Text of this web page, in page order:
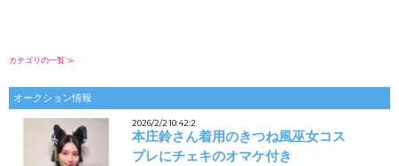
カテゴリの一覧 ≫
オークション情報
2026/2/2 10:42:2
本庄鈴さん着用のきつね風巫女コス
プレにチェキのオマケ付き